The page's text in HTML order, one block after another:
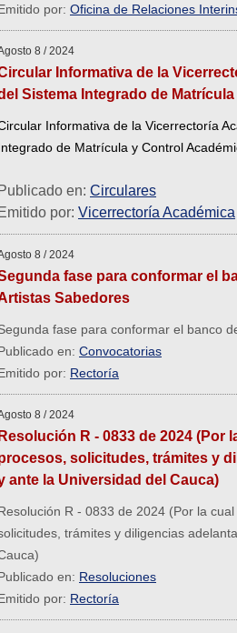
por: Oficina de Relaciones
8 / 2024
Informativa de la
Sistema Integrado de
Informativa de la Vicerrectoría
de Matrícula y Control
Publicado en: Circulares
Emitido por: Vicerrectoría Académica
8 / 2024
fase para conformar el
Sabedores
fase para conformar el banco
en: Convocatorias
por: Rectoría
8 / 2024
Resolución R - 0833 de 2024
solicitudes, trámites y
ante la Universidad del Cauca)
R - 0833 de 2024 (Por la
trámites y diligencias
en: Resoluciones
por: Rectoría